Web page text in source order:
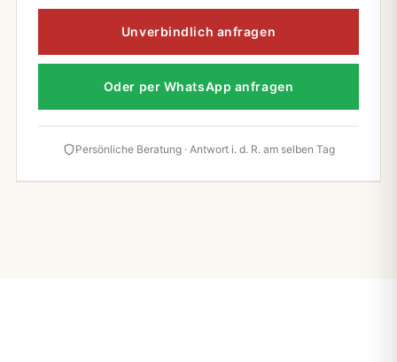
Unverbindlich anfragen
Oder per WhatsApp anfragen
Persönliche Beratung · Antwort i. d. R. am selben Tag